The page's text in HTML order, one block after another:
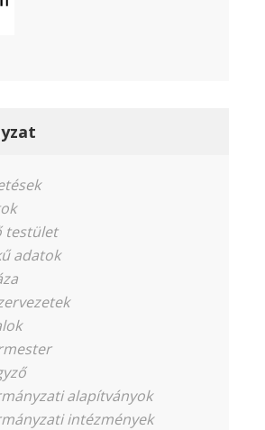
testület
adatok
alapítványok
intézmények